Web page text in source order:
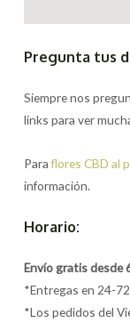
Pregunta tus
Siempre nos
links para ver
Paraflores CBD al
información.
Horario:
Envío gratis desde
*Entregas en 24-
*Los pedidos del